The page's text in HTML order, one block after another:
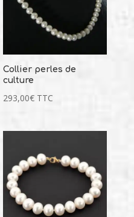
Collier perles de
culture
293,00€ TTC